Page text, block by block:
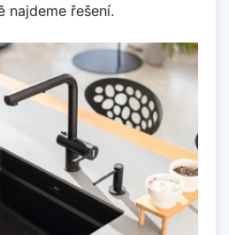
najdeme řešení.